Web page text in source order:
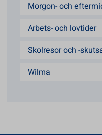
Morgon- och
Arbets- och lovtider
Skolresor och -
Wilma